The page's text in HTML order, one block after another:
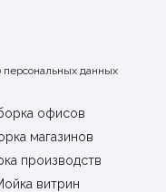
данных
офисов
магазинов
производств
витрин